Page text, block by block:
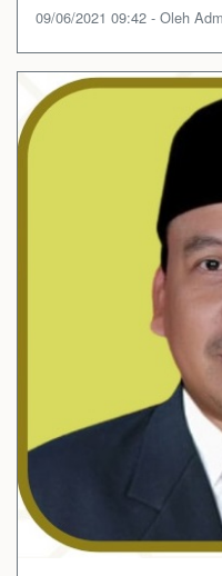
09/06/2021 09:42 - Oleh